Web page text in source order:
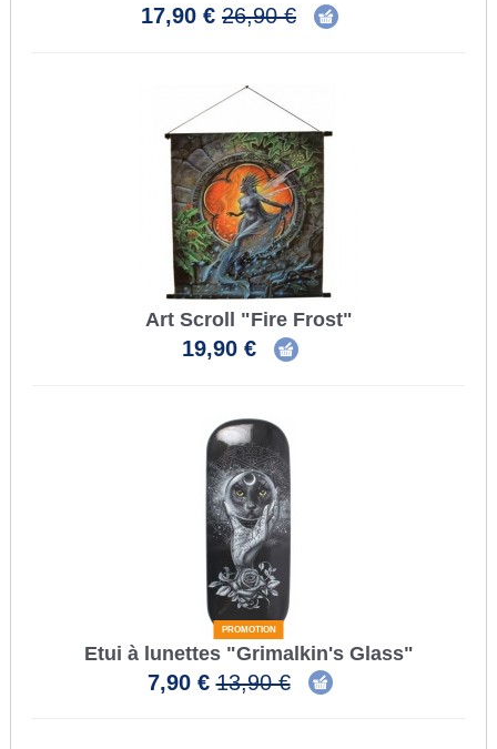
17,90 € 26,90 €
Art Scroll "Fire Frost"
19,90 €
PROMOTION
Etui à lunettes "Grimalkin's Glass"
7,90 €13,90 €